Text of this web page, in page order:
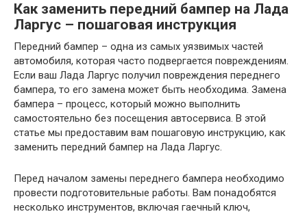
Как заменить передний бампер на Лада
Ларгус – пошаговая инструкция
Передний бампер – одна из самых уязвимых частей
автомобиля, которая часто подвергается повреждениям.
Если ваш Лада Ларгус получил повреждения переднего
бампера, то его замена может быть необходима. Замена
бампера – процесс, который можно выполнить
самостоятельно без посещения автосервиса. В этой
статье мы предоставим вам пошаговую инструкцию, как
заменить передний бампер на Лада Ларгус.
Перед началом замены переднего бампера необходимо
провести подготовительные работы. Вам понадобятся
несколько инструментов, включая гаечный ключ,